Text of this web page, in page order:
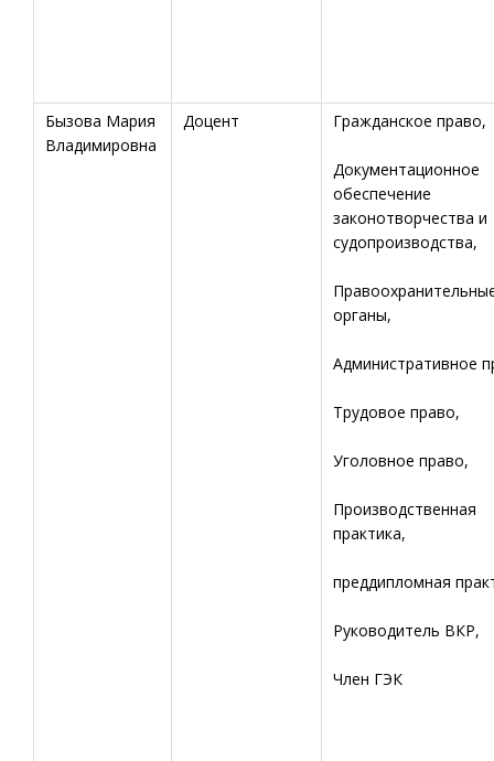
Бызова Мария
Владимировна
Доцент Гражданское право,
Документационное
обеспечение
законотворчества и
судопроизводства,
органы,
Административное
Трудовое право,
Уголовное право,
Производственная
практика,
преддипломная
Руководитель ВКР,
Член ГЭК